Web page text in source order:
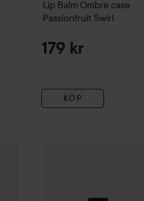
Lip Balm Ombre case
Passionfruit Swirl
179 kr
KÖP